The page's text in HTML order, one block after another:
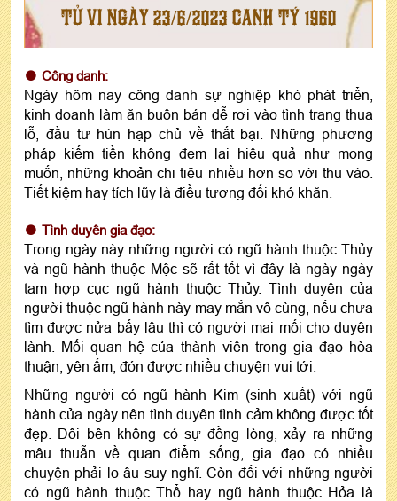
TỬ VI NGÀY 23/6/2023 CANH TÝ 1960
Công danh:
Ngày hôm nay công danh sự nghiệp khó phát triển,
kinh doanh làm ăn buôn bán dễ rơi vào tình trạng thua
lỗ, đầu tư hùn hạp chủ về thất bại. Những phương
pháp kiếm tiền không đem lại hiệu quả như mong
muốn, những khoản chi tiêu nhiều hơn so với thu vào.
Tiết kiệm hay tích lũy là điều tương đối khó khăn.
Tình duyên gia đạo:
Trong ngày này những người có ngũ hành thuộc Thủy
và ngũ hành thuộc Mộc sẽ rất tốt vì đây là ngày ngày
tam hợp cục ngũ hành thuộc Thủy. Tình duyên của
người thuộc ngũ hành này may mắn vô cùng, nếu chưa
tìm được nửa bấy lâu thì có người mai mối cho duyên
lành. Mối quan hệ của thành viên trong gia đạo hòa
thuận, yên ấm, đón được nhiều chuyện vui tới.
Những người có ngũ hành Kim (sinh xuất) với ngũ
hành của ngày nên tình duyên tình cảm không được tốt
đẹp. Đôi bên không có sự đồng lòng, xảy ra những
mâu thuẫn về quan điểm sống, gia đạo có nhiều
chuyện phải lo âu suy nghĩ. Còn đối với những người
có ngũ hành thuộc Thổ hay ngũ hành thuộc Hỏa là